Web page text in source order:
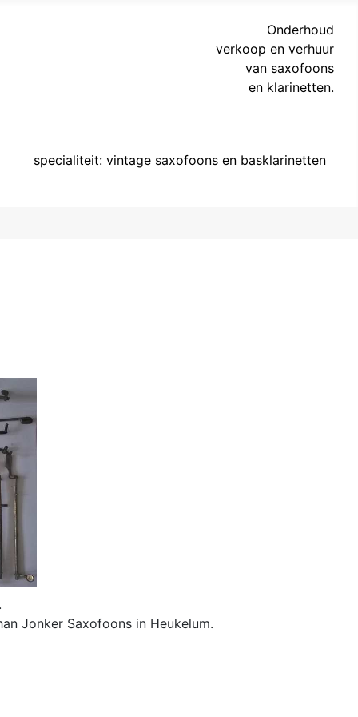
Onderhoud
verkoop en verhuur
van saxofoons
en klarinetten.
specialiteit: vintage saxofoons en basklarinetten
Jonker Saxofoons in Heukelum.